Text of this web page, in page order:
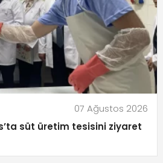
07 Ağustos 2026
süt üretim tesisini ziyaret